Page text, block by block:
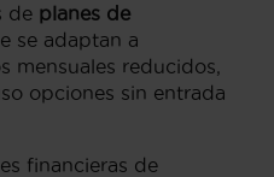
de planes de
se adaptan a
mensuales reducidos,
opciones sin entrada
financieras de